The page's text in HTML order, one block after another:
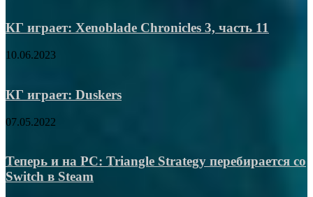
КГ играет: Xenoblade Chronicles 3, часть 11
10.06.2023
КГ играет: Duskers
07.05.2022
Теперь и на PC: Triangle Strategy перебирается со
Switch в Steam